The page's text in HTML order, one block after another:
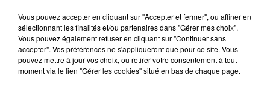
Vous pouvez accepter en cliquant sur "Accepter et fermer", ou affiner en
sélectionnant les finalités et/ou partenaires dans "Gérer mes choix".
Vous pouvez également refuser en cliquant sur "Continuer sans
accepter". Vos préférences ne s'appliqueront que pour ce site. Vous
pouvez mettre à jour vos choix, ou retirer votre consentement à tout
moment via le lien "Gérer les cookies" situé en bas de chaque page.